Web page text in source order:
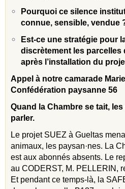
Pourquoi ce silence
connue, sensible, vendue
Est-ce une stratégie pour
discrètement les
après l’installation du
Appel à notre camarade
Confédération paysanne 56
Quand la Chambre se tait,
parler.
Le projet SUEZ à Gueltas
animaux, les paysan·nes. La
est aux abonnés absents. Le
au CODERST, M. PELLERIN,
Et pendant ce temps-là, la